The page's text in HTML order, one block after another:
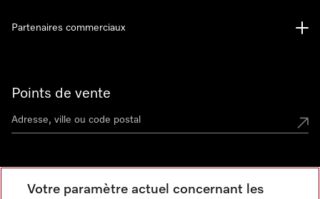
Points de vente
Partenaires commerciaux
Votre paramètre actuel concernant les